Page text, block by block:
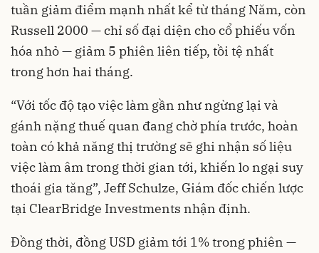
tuần giảm điểm mạnh nhất kể từ tháng Năm, còn
Russell 2000 — chỉ số đại diện cho cổ phiếu vốn
hóa nhỏ — giảm 5 phiên liên tiếp, tồi tệ nhất
trong hơn hai tháng.
“Với tốc độ tạo việc làm gần như ngừng lại và
gánh nặng thuế quan đang chờ phía trước, hoàn
toàn có khả năng thị trường sẽ ghi nhận số liệu
việc làm âm trong thời gian tới, khiến lo ngại suy
thoái gia tăng”, Jeff Schulze, Giám đốc chiến lược
tại ClearBridge Investments nhận định.
Đồng thời, đồng USD giảm tới 1% trong phiên —